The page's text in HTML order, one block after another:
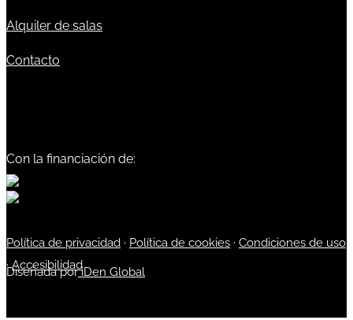
Alquiler de salas
Contacto
Con la financiación de:
Política de privacidad · Política de cookies · Condiciones de uso
·Accesibilidad
Diseñada poriDen Global